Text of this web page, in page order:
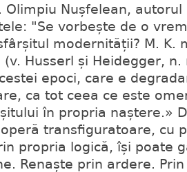
Olimpiu Nușfelean,
"Se vorbește de o
modernității? M. K.
Husserl și Heidegger, n.
epoci, care e
ca tot ceea ce este
în propria naștere.»
transfiguratoare, cu
propria logică, își poate
Renaște prin ardere.